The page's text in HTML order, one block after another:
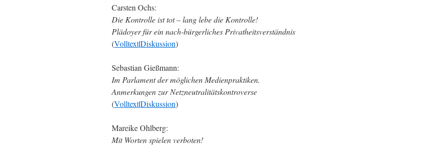
Carsten Ochs:
Die Kontrolle ist tot – lang lebe die Kontrolle!
Plädoyer für ein nach-bürgerliches Privatheitsverständnis
(Volltext|Diskussion)
Sebastian Gießmann:
Im Parlament der möglichen Medienpraktiken.
Anmerkungen zur Netzneutralitätskontroverse
(Volltext|Diskussion)
Mareike Ohlberg:
Mit Worten spielen verboten!